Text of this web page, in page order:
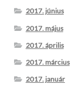
2017. június
2017. május
2017. április
2017. március
2017. január